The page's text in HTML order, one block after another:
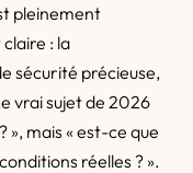
pleinement
: la
sécurité précieuse,
vrai sujet de 2026
», mais « est-ce que
réelles ? ».